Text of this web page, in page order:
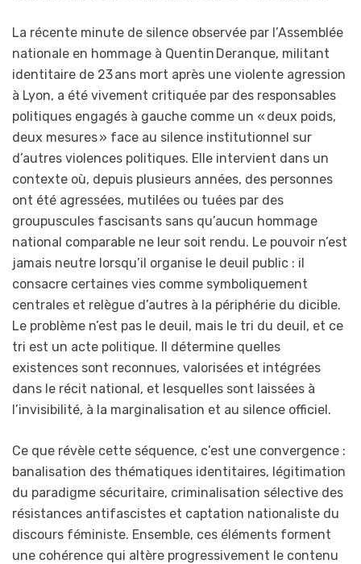
La récente minute de silence observée par l’Assemblée
nationale en hommage à Quentin Deranque, militant
identitaire de 23 ans mort après une violente agression
à Lyon, a été vivement critiquée par des responsables
politiques engagés à gauche comme un « deux poids,
deux mesures » face au silence institutionnel sur
d’autres violences politiques. Elle intervient dans un
contexte où, depuis plusieurs années, des personnes
ont été agressées, mutilées ou tuées par des
groupuscules fascisants sans qu’aucun hommage
national comparable ne leur soit rendu. Le pouvoir n’est
jamais neutre lorsqu’il organise le deuil public : il
consacre certaines vies comme symboliquement
centrales et relègue d’autres à la périphérie du dicible.
Le problème n’est pas le deuil, mais le tri du deuil, et ce
tri est un acte politique. Il détermine quelles
existences sont reconnues, valorisées et intégrées
dans le récit national, et lesquelles sont laissées à
l’invisibilité, à la marginalisation et au silence officiel.
Ce que révèle cette séquence, c’est une convergence :
banalisation des thématiques identitaires, légitimation
du paradigme sécuritaire, criminalisation sélective des
résistances antifascistes et captation nationaliste du
discours féministe. Ensemble, ces éléments forment
une cohérence qui altère progressivement le contenu